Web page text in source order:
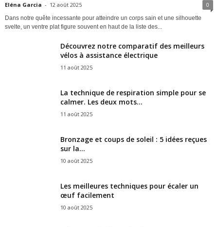
Eléna Garcia - 12 août 2025 0
Dans notre quête incessante pour atteindre un corps sain et une silhouette
svelte, un ventre plat figure souvent en haut de la liste des...
Découvrez notre comparatif des meilleurs
vélos à assistance électrique
11 août 2025
La technique de respiration simple pour se
calmer. Les deux mots...
11 août 2025
Bronzage et coups de soleil : 5 idées reçues
sur la...
10 août 2025
Les meilleures techniques pour écaler un
œuf facilement
10 août 2025